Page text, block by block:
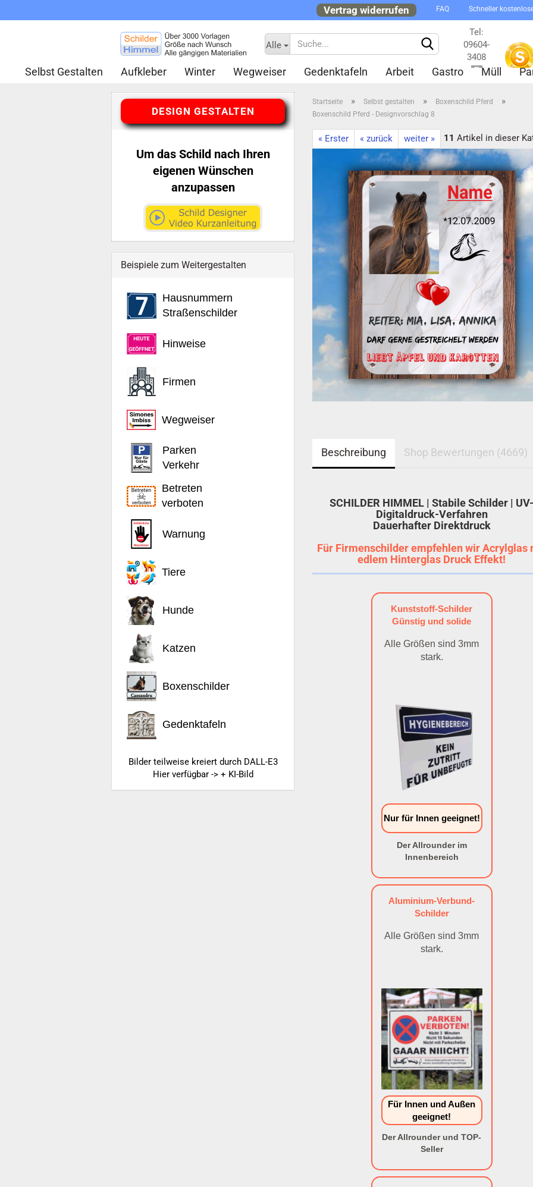
Vertrag widerrufen FAQ Schneller
Alle
Tel:
09604-
3408
Selbst Gestalten Aufkleber Winter Wegweiser Gedenktafeln Arbeit Gastro Müll
Startseite » Selbst gestalten » Boxenschild Pferd »
Boxenschild Pferd - Designvorschlag 8
« Erster « zurück weiter » 11 Artikel in dieser
Beschreibung Shop Bewertungen (4669)
SCHILDER HIMMEL | Stabile Schilder |
Digitaldruck-Verfahren
Dauerhafter Direktdruck
Für Firmenschilder empfehlen wir Acrylglas
edlem Hinterglas Druck Effekt!
Kunststoff-Schilder
Günstig und solide
Alle Größen sind 3mm
stark.
Nur für Innen geeignet!
Der Allrounder im
Innenbereich
Aluminium-Verbund-
Schilder
Alle Größen sind 3mm
stark.
Für Innen und Außen
geeignet!
Der Allrounder und TOP-
Seller
DESIGN GESTALTEN
Um das Schild nach Ihren
eigenen Wünschen
anzupassen
Beispiele zum Weitergestalten
Hausnummern
Straßenschilder
Hinweise
Firmen
Wegweiser
Parken
Verkehr
Betreten
verboten
Warnung
Tiere
Hunde
Katzen
Boxenschilder
Gedenktafeln
Bilder teilweise kreiert durch DALL-E3
Hier verfügbar -> + KI-Bild